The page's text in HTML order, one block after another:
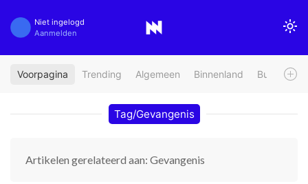
Niet ingelogd
Aanmelden
Voorpagina Trending Algemeen Binnenland Buitenland
Tag/Gevangenis
Artikelen gerelateerd aan: Gevangenis